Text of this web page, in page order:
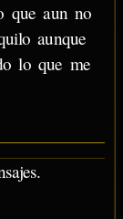
que aun no
aunque
lo que me